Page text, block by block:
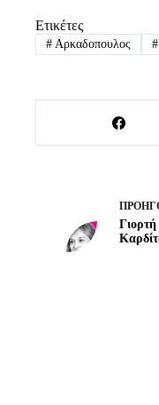
Ετικέτες
#Αρκαδοπουλος #